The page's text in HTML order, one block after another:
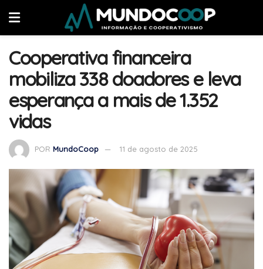
Cooperativa financeira
mobiliza 338 doadores e leva
esperança a mais de 1.352
vidas
POR MundoCoop 11 de agosto de 2025